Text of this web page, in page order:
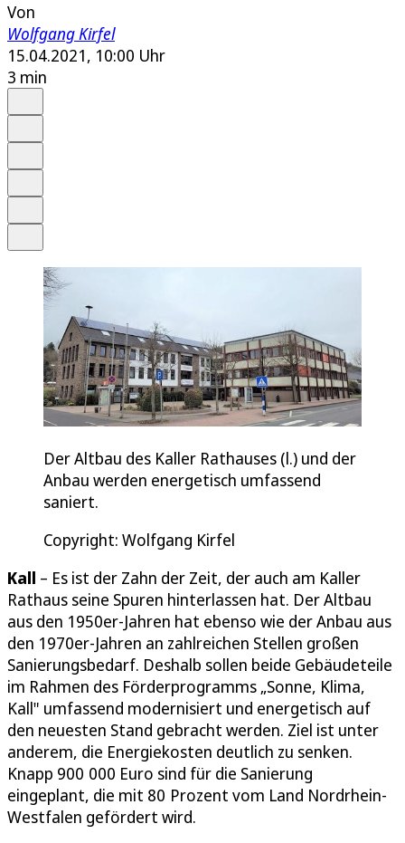
Von
Wolfgang Kirfel
15.04.2021, 10:00 Uhr
3 min
Der Altbau des Kaller Rathauses (l.) und der
Anbau werden energetisch umfassend
saniert.
Copyright: Wolfgang Kirfel
Kall – Es ist der Zahn der Zeit, der auch am Kaller
Rathaus seine Spuren hinterlassen hat. Der Altbau
aus den 1950er-Jahren hat ebenso wie der Anbau aus
den 1970er-Jahren an zahlreichen Stellen großen
Sanierungsbedarf. Deshalb sollen beide Gebäudeteile
im Rahmen des Förderprogramms „Sonne, Klima,
Kall" umfassend modernisiert und energetisch auf
den neuesten Stand gebracht werden. Ziel ist unter
anderem, die Energiekosten deutlich zu senken.
Knapp 900 000 Euro sind für die Sanierung
eingeplant, die mit 80 Prozent vom Land Nordrhein-
Westfalen gefördert wird.